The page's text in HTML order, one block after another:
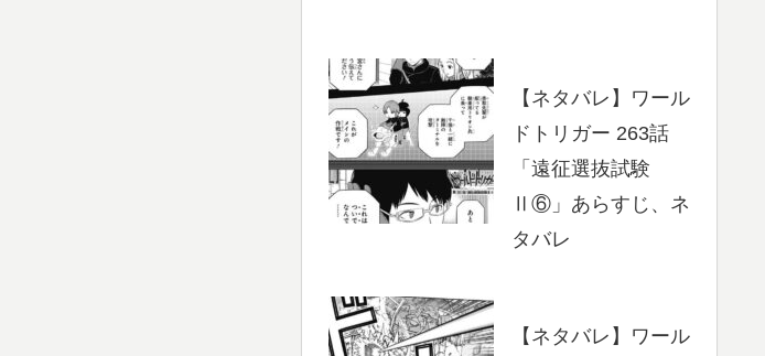
【ネタバレ】ワール
ドトリガー 263話
「遠征選抜試験
Ⅱ⑥」あらすじ、ネ
タバレ
【ネタバレ】ワール